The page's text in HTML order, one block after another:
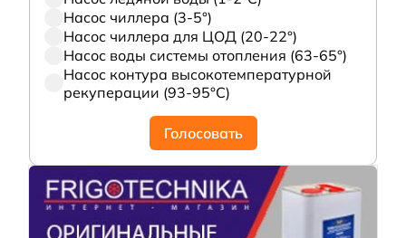
Насос чиллера (3-5°)
Насос чиллера для ЦОД (20-22°)
Насос воды системы отопления (63-65°)
Насос контура высокотемпературной
рекуперации (93-95°С)
Голосовать